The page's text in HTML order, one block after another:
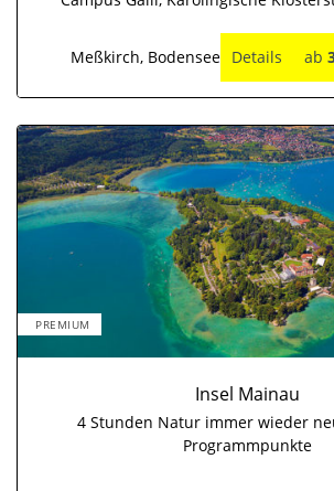
Meßkirch, Bodensee Details ab
PREMIUM
Insel Mainau
4 Stunden Natur immer wieder
Programmpunkte